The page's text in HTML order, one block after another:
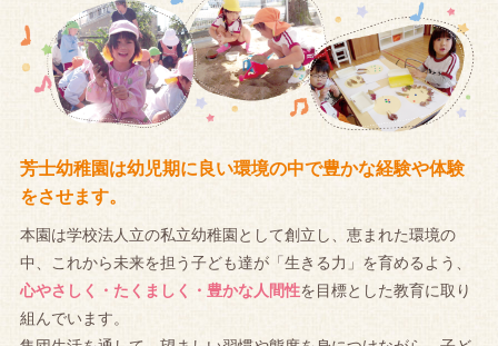
芳士幼稚園は幼児期に良い環境の中で豊かな経験や体験
をさせます。
本園は学校法人立の私立幼稚園として創立し、恵まれた環境の
中、これから未来を担う子ども達が「生きる力」を育めるよう、
心やさしく・たくましく・豊かな人間性を目標とした教育に取り
組んでいます。